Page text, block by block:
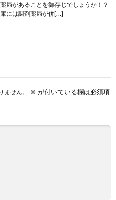
局があることを御存じでしょうか！？
には調剤薬局が併[…]
せん。 ※ が付いている欄は必須項